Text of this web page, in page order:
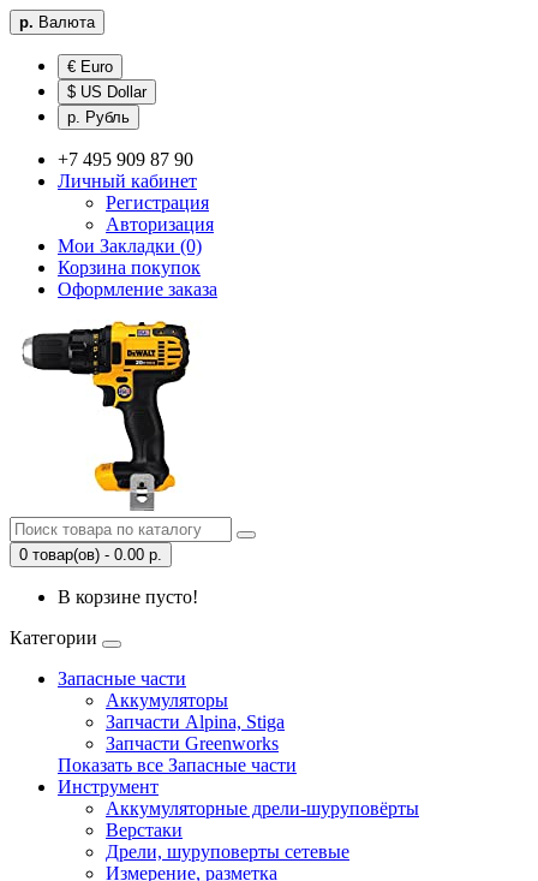
р. Валюта
€ Euro
$ US Dollar
р. Рубль
+7 495 909 87 90
Личный кабинет
Регистрация
Авторизация
Мои Закладки (0)
Корзина покупок
Оформление заказа
0 товар(ов) - 0.00 р.
В корзине пусто!
Категории
Запасные части
Аккумуляторы
Запчасти Alpina, Stiga
Запчасти Greenworks
Показать все Запасные части
Инструмент
Аккумуляторные дрели-шуруповёрты
Верстаки
Дрели, шуруповерты сетевые
Измерение, разметка